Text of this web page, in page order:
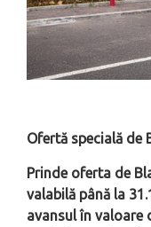
Ofertă specială de
Prinde oferta de
valabilă până la
avansul în valoare